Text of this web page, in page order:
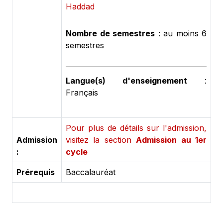
Haddad
Nombre de semestres : au moins 6
semestres
Langue(s) d'enseignement :
Français
Admission
:
Pour plus de détails sur l'admission,
visitez la sectionAdmission au 1er
cycle
Prérequis Baccalauréat